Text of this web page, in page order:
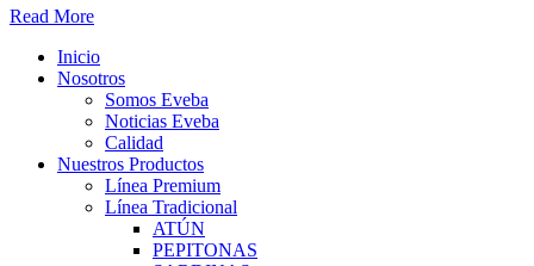
Read More
Close
Menu
Inicio
Nosotros
Somos Eveba
Noticias Eveba
Calidad
Nuestros Productos
Línea Premium
Línea Tradicional
ATÚN
PEPITONAS